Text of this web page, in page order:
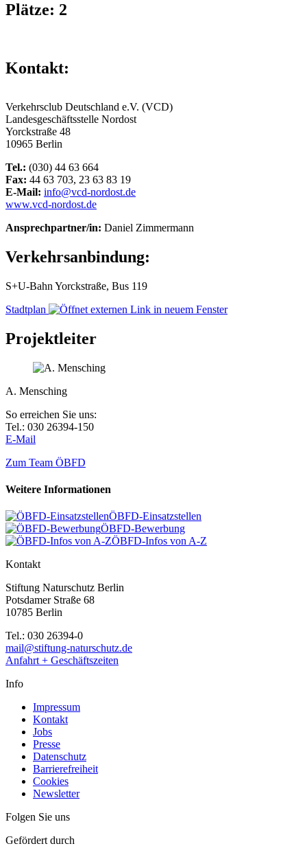
Plätze: 2
Kontakt:
Verkehrsclub Deutschland e.V. (VCD)
Landesgeschäftsstelle Nordost
Yorckstraße 48
10965 Berlin
Tel.: (030) 44 63 664
Fax: 44 63 703, 23 63 83 19
E-Mail: info@vcd-nordost.de
www.vcd-nordost.de
Ansprechpartner/in: Daniel Zimmermann
Verkehrsanbindung:
S+U-Bahn Yorckstraße, Bus 119
Stadtplan
Projektleiter
A. Mensching
So erreichen Sie uns:
Tel.: 030 26394-150
E-Mail
Zum Team ÖBFD
Weitere Informationen
ÖBFD-Einsatzstellen
ÖBFD-Bewerbung
ÖBFD-Infos von A-Z
Kontakt
Stiftung Naturschutz Berlin
Potsdamer Straße 68
10785 Berlin
Tel.: 030 26394-0
mail@stiftung-naturschutz.de
Anfahrt + Geschäftszeiten
Info
Impressum
Kontakt
Jobs
Presse
Datenschutz
Barrierefreiheit
Cookies
Newsletter
Folgen Sie uns
Gefördert durch